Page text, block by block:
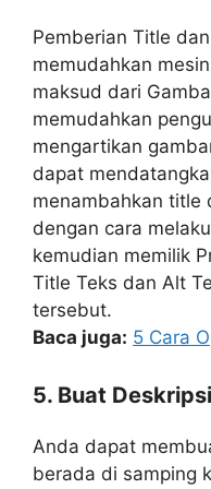
Pemberian Title
memudahkan
maksud dari
memudahkan
mengartikan
dapat
menambahkan title
dengan cara
kemudian memilik
Title Teks dan Alt
tersebut.
Baca juga: 5 Cara
5. Buat
Anda dapat
berada di samping